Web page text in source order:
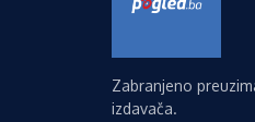
Zabranjeno
izdavača.